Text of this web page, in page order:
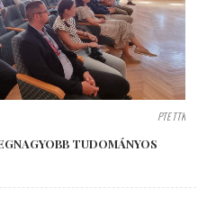
PTE TTK
TUDOMÁNYOS